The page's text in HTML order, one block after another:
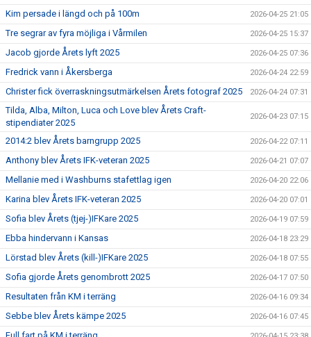
Kim persade i längd och på 100m 2026-04-25 21:05
Tre segrar av fyra möjliga i Vårmilen 2026-04-25 15:37
Jacob gjorde Årets lyft 2025 2026-04-25 07:36
Fredrick vann i Åkersberga 2026-04-24 22:59
Christer fick överraskningsutmärkelsen Årets fotograf 2025 2026-04-24 07:31
Tilda, Alba, Milton, Luca och Love blev Årets Craft-
stipendiater 2025
2026-04-23 07:15
2014:2 blev Årets barngrupp 2025 2026-04-22 07:11
Anthony blev Årets IFK-veteran 2025 2026-04-21 07:07
Mellanie med i Washburns stafettlag igen 2026-04-20 22:06
Karina blev Årets IFK-veteran 2025 2026-04-20 07:01
Sofia blev Årets (tjej-)IFKare 2025 2026-04-19 07:59
Ebba hindervann i Kansas 2026-04-18 23:29
Lörstad blev Årets (kill-)IFKare 2025 2026-04-18 07:55
Sofia gjorde Årets genombrott 2025 2026-04-17 07:50
Resultaten från KM i terräng 2026-04-16 09:34
Sebbe blev Årets kämpe 2025 2026-04-16 07:45